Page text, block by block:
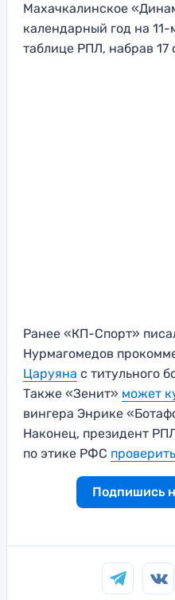
Махачкалинское
календарный год на
таблице РПЛ, набрав 17
Ранее «КП-Спорт»
Нурмагомедов
Царуяна с титульного
Также «Зенит» может
вингера Энрике
Наконец, президент
по этике РФС
Подпишись